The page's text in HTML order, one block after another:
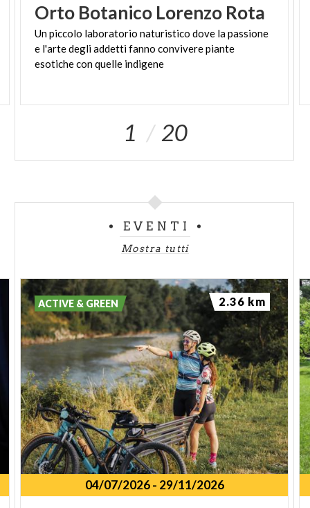
Orto Botanico Lorenzo Rota
Un piccolo laboratorio naturistico dove la passione
e l'arte degli addetti fanno convivere piante
esotiche con quelle indigene
1 20
EVENTI
Mostra tutti
04/07/2026- 29/11/2026
ACTIVE & GREEN 2.36 km